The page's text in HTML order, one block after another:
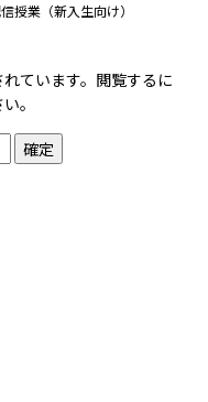
授業（新入生向け）
ています。閲覧するに
。